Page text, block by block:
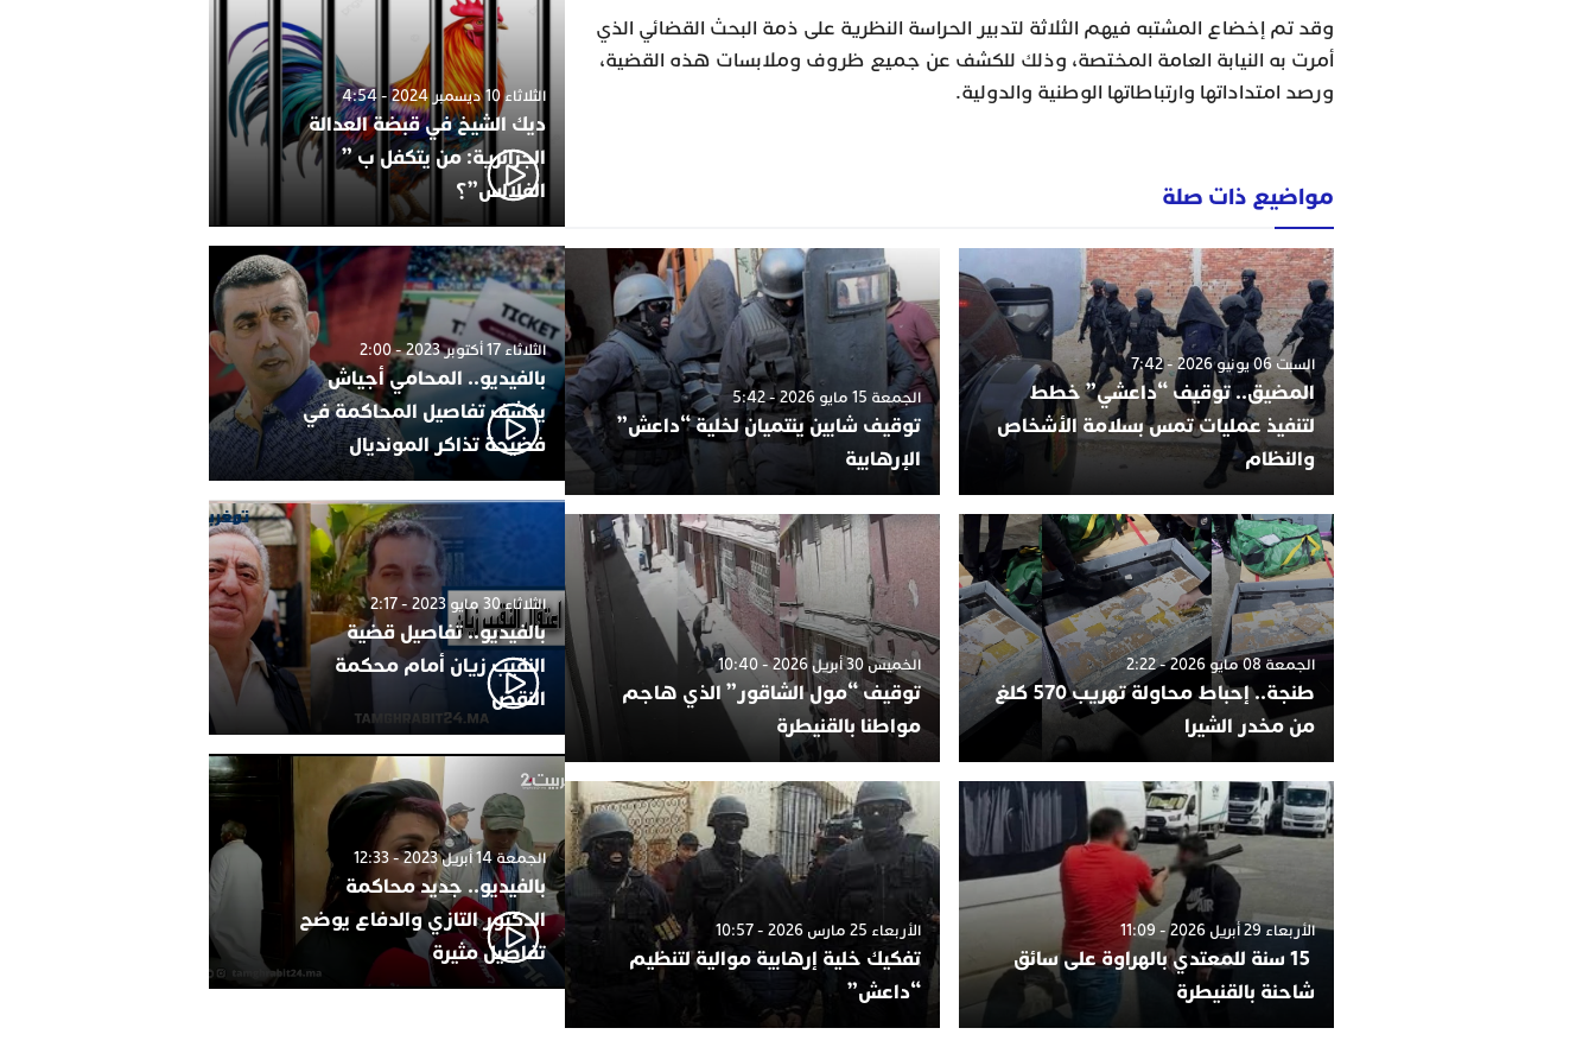
وقد تم إخضاع المشتبه فيهم الثلاثة لتدبير الحراسة النظرية على ذمة البحث القضائي الذي
أمرت به النيابة العامة المختصة، وذلك للكشف عن جميع ظروف وملابسات هذه القضية،
ورصد امتداداتها وارتباطاتها الوطنية والدولية.
مواضيع ذات صلة
السبت 06 يونيو 2026 - 7:42
المضيق.. توقيف “داعشي” خطط
لتنفيذ عمليات تمس بسلامة الأشخاص
والنظام
الجمعة 15 مايو 2026 - 5:42
توقيف شابين ينتميان لخلية “داعش”
الإرهابية
الجمعة 08 مايو 2026 - 2:22
طنجة.. إحباط محاولة تهريب 570 كلغ
من مخدر الشيرا
الخميس 30 أبريل 2026 - 10:40
توقيف “مول الشاقور” الذي هاجم
مواطنا بالقنيطرة
الأربعاء 29 أبريل 2026 - 11:09
15 سنة للمعتدي بالهراوة على سائق
شاحنة بالقنيطرة
الأربعاء 25 مارس 2026 - 10:57
تفكيك خلية إرهابية موالية لتنظيم
“داعش”
الثلاثاء 10 ديسمبر 2024 - 4:54
ديك الشيخ في قبضة العدالة
الجزائرية: من يتكفل ب ”
الفلالس”؟
الثلاثاء 17 أكتوبر 2023 - 2:00
بالفيديو.. المحامي أجياش
يكشف تفاصيل المحاكمة في
فضيحة تذاكر المونديال
الثلاثاء 30 مايو 2023 - 2:17
بالفيديو.. تفاصيل قضية
النقيب زيان أمام محكمة
النقض
الجمعة 14 أبريل 2023 - 12:33
بالفيديو.. جديد محاكمة
الدكتور التازي والدفاع يوضح
تفاصيل مثيرة